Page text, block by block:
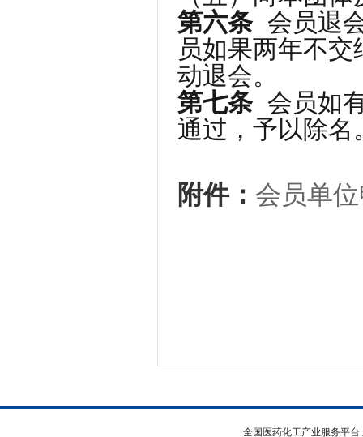
第六条会员退
员如果两年不
动退会。
第七条会员如
通过，予以除名
附件： 会员单
全国医药化工产业服务平